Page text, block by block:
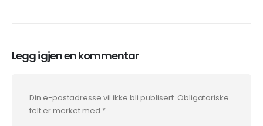
Legg igjen en kommentar
Din e-postadresse vil ikke bli publisert. Obligatoriske
felt er merket med *